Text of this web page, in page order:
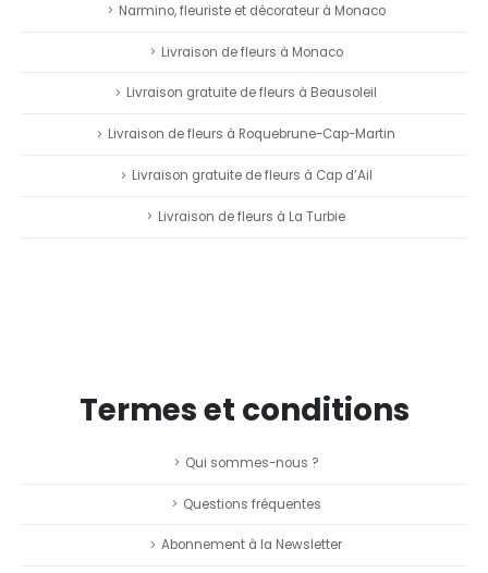
Narmino, fleuriste et décorateur à Monaco
Livraison de fleurs à Monaco
Livraison gratuite de fleurs à Beausoleil
Livraison de fleurs à Roquebrune-Cap-Martin
Livraison gratuite de fleurs à Cap d’Ail
Livraison de fleurs à La Turbie
Termes et conditions
Qui sommes-nous ?
Questions fréquentes
Abonnement à la Newsletter